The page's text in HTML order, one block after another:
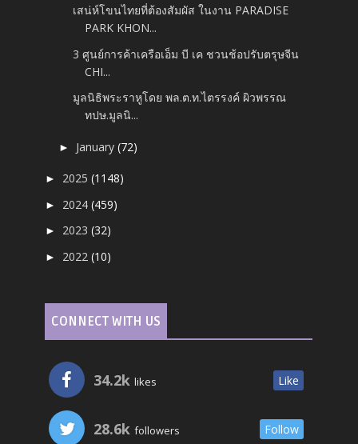
เสน่ห์โขนไทยที่ต้องสัมผัส ในงาน PARADISE
PARK KHON...
3 ศูนย์การค้าเครือเอ็ม บี เค ชวนช้อปรับตรุษจีน
CHI...
มูลนิธิพระราหูโดย พล.ต.ท.ไตรรงค์ ผิวพรรณ
ทปษ.มูลนิ...
► January(72)
► 2025(1148)
► 2024(459)
► 2023(32)
► 2022(10)
CONNECT WITH US
34.2k likes Like
28.6k followers Follow